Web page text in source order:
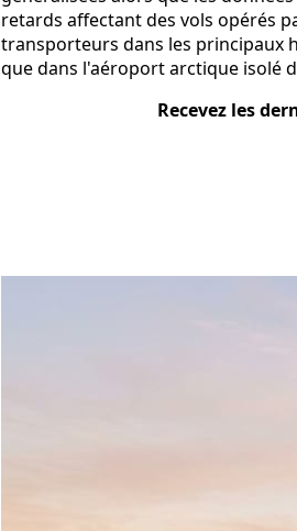
retards affectant des vols opérés
transporteurs dans les principaux
que dans l'aéroport arctique isolé
Recevez les